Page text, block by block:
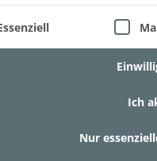
eine Liste der
Ich
Nur